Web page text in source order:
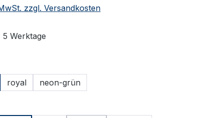
zzgl. Versandkosten
Werktage
royal
neon-grün